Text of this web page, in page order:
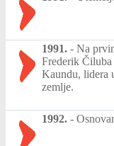
1991. - Na
Frederik
Kaundu, lidera
zemlje.
1992. -